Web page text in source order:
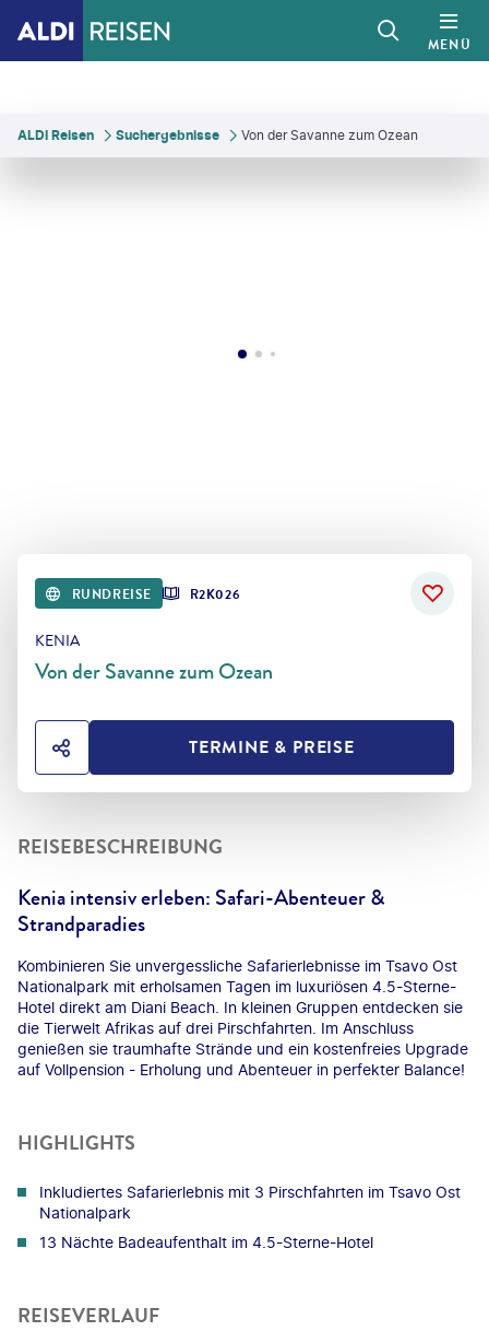
MENÜ
ALDI Reisen Suchergebnisse Von der Savanne zum Ozean
RUNDREISE R2K026
KENIA
Von der Savanne zum Ozean
HOTEL TEILENTERMINE & PREISE
REISEBESCHREIBUNG
Kenia intensiv erleben: Safari-Abenteuer &
Strandparadies
Kombinieren Sie unvergessliche Safarierlebnisse im Tsavo Ost
Nationalpark mit erholsamen Tagen im luxuriösen 4.5-Sterne-
Hotel direkt am Diani Beach. In kleinen Gruppen entdecken sie
die Tierwelt Afrikas auf drei Pirschfahrten. Im Anschluss
genießen sie traumhafte Strände und ein kostenfreies Upgrade
auf Vollpension - Erholung und Abenteuer in perfekter Balance!
HIGHLIGHTS
Inkludiertes Safarierlebnis mit 3 Pirschfahrten im Tsavo Ost
Nationalpark
13 Nächte Badeaufenthalt im 4.5-Sterne-Hotel
REISEVERLAUF